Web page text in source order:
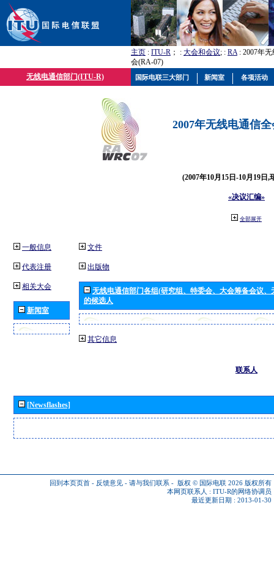
主页 : ITU-R ； : 大会和会议; : RA: 2007年
会(RA-07)
无线电通信部门(ITU-R)
2007年无线电通信
(2007年10月15日-10月19日,
«决议汇编»
全部展开
一般信息
代表注册
相关大会
新闻室
文件
出版物
无线电通信部门各组(研究组、特委会、大会筹备会议
的候选人
其它信息
联系人
[Newsflashes]
回到本页页首 - 反馈意见 - 请与我们联系 - 版权 © 国际电联 2026 版权所有
本网页联系人 : ITU-R的网络协调员
最近更新日期 : 2013-01-30
国际电联三大部门 新闻室 各项活动